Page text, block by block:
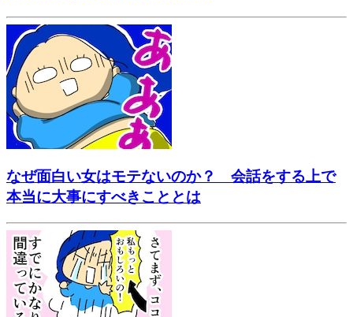
なぜ面白い女はモテないのか？ 会話をする上で
本当に大事にすべきこととは